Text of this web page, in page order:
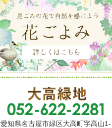
愛知県名古屋市緑区大高町字高山1-